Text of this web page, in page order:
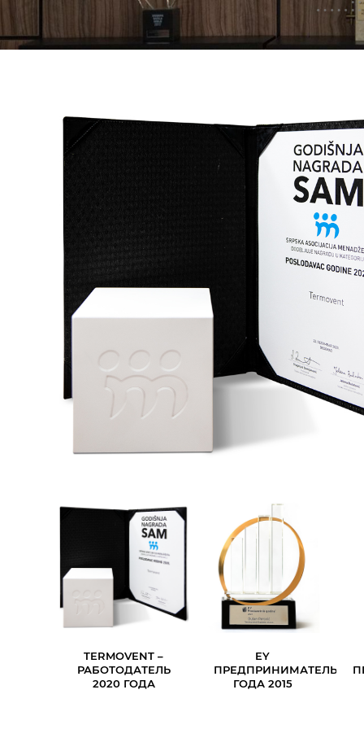
TERMOVENT –
РАБОТОДАТЕЛЬ
2020 ГОДА
EY
ПРЕДПРИНИМАТЕЛЬ
ГОДА 2015